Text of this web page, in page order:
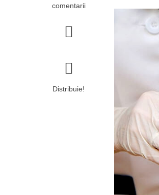
comentarii
Distribuie!